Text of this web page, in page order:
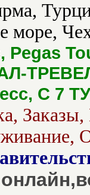
море,
Pegas
С 7